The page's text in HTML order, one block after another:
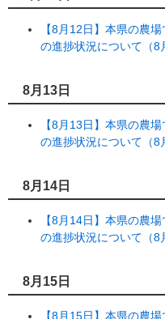
【8月12日】本県の農
の進捗状況について（8
8月13日
【8月13日】本県の農
の進捗状況について（8
8月14日
【8月14日】本県の農
の進捗状況について（8
8月15日
【8月15日】本県の農